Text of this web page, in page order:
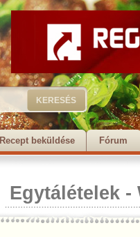
Recept beküldése Fórum
Egytálételek -